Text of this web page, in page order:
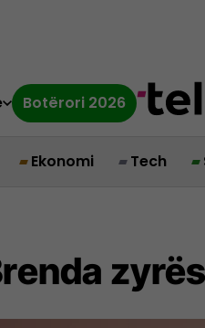
Botërori 2026
Ekonomi Tech